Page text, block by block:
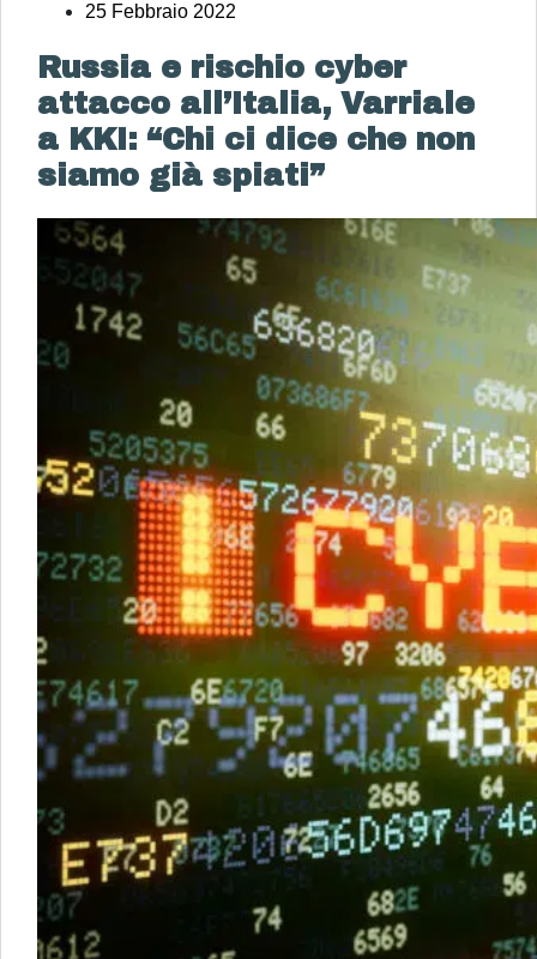
25 Febbraio 2022
Russia e rischio cyber
attacco all’Italia, Varriale
a KKI: “Chi ci dice che non
siamo già spiati”